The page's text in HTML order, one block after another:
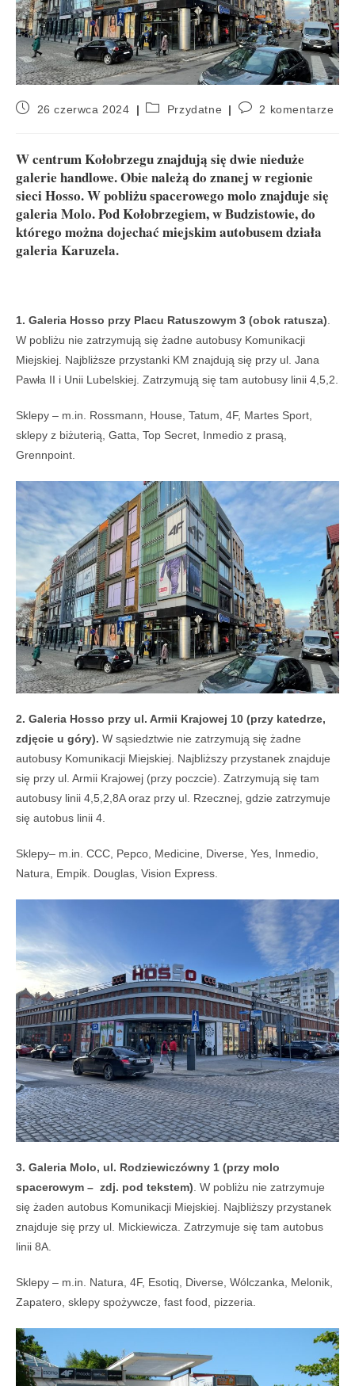
26 czerwca 2024 Przydatne 2 komentarze
W centrum Kołobrzegu znajdują się dwie nieduże
galerie handlowe. Obie należą do znanej w regionie
sieci Hosso. W pobliżu spacerowego molo znajduje się
galeria Molo. Pod Kołobrzegiem, w Budzistowie, do
którego można dojechać miejskim autobusem działa
galeria Karuzela.
1. Galeria Hosso przy Placu Ratuszowym 3 (obok ratusza)
W pobliżu nie zatrzymują się żadne autobusy Komunikacji
Miejskiej. Najbliższe przystanki KM znajdują się przy ul. Jana
Pawła II i Unii Lubelskiej. Zatrzymują się tam autobusy linii 4,5,2.
Sklepy – m.in. Rossmann, House, Tatum, 4F, Martes Sport,
sklepy z biżuterią, Gatta, Top Secret, Inmedio z prasą,
Grennpoint.
2. Galeria Hosso przy ul. Armii Krajowej 10 (przy katedrze,
zdjęcie u góry). W sąsiedztwie nie zatrzymują się żadne
autobusy Komunikacji Miejskiej. Najbliższy przystanek znajduje
się przy ul. Armii Krajowej (przy poczcie). Zatrzymują się tam
autobusy linii 4,5,2,8A oraz przy ul. Rzecznej, gdzie zatrzymuje
się autobus linii 4.
Sklepy– m.in. CCC, Pepco, Medicine, Diverse, Yes, Inmedio,
Natura, Empik. Douglas, Vision Express.
3. Galeria Molo, ul. Rodziewiczówny 1 (przy molo
spacerowym – zdj. pod tekstem) . W pobliżu nie zatrzymuje
się żaden autobus Komunikacji Miejskiej. Najbliższy przystanek
znajduje się przy ul. Mickiewicza. Zatrzymuje się tam autobus
linii 8A.
Sklepy – m.in. Natura, 4F, Esotiq, Diverse, Wólczanka, Melonik,
Zapatero, sklepy spożywcze, fast food, pizzeria.